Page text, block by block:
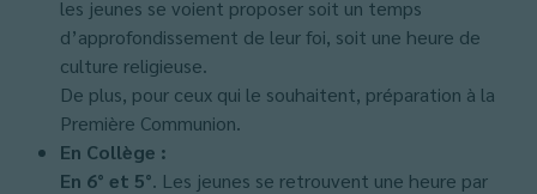
les jeunes se voient proposer soit un temps
d’approfondissement de leur foi, soit une heure de
culture religieuse.
De plus, pour ceux qui le souhaitent, préparation à la
Première Communion.
En Collège :
En 6° et 5°. Les jeunes se retrouvent une heure par